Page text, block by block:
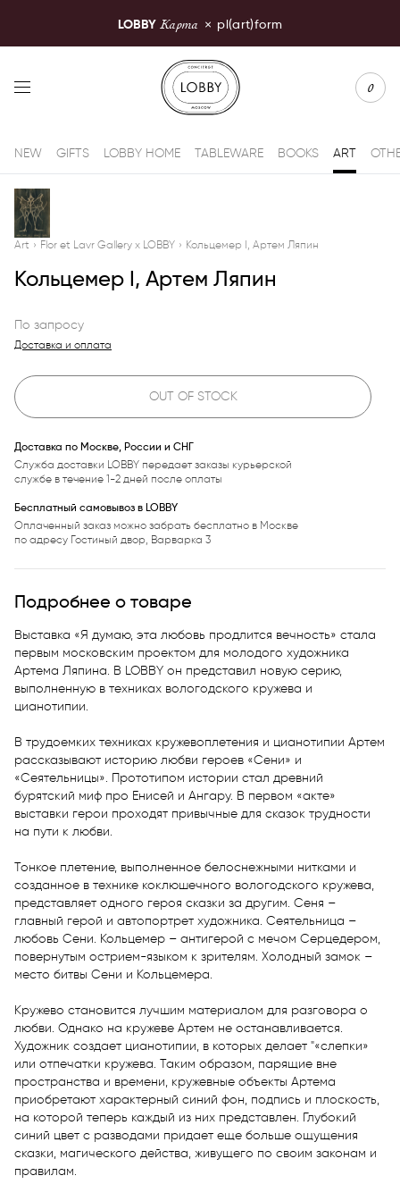
LOBBY Карта × pl(art)form
LOBBY Moscow
0
NEW GIFTS LOBBY HOME TABLEWARE BOOKS ART
Art › Flor et Lavr Gallery x LOBBY › Кольцемер I, Артем Ляпин
Кольцемер I, Артем Ляпин
По запросу
Доставка и оплата
OUT OF STOCK
Доставка по Москве, России и СНГ
Служба доставки LOBBY передает заказы курьерской
службе в течение 1-2 дней после оплаты
Бесплатный самовывоз в LOBBY
Оплаченный заказ можно забрать бесплатно в Москве
по адресу Гостиный двор, Варварка 3
Подробнее о товаре
Выставка «Я думаю, эта любовь продлится вечность» стала
первым московским проектом для молодого художника
Артема Ляпина. В LOBBY он представил новую серию,
выполненную в техниках вологодского кружева и
цианотипии.
В трудоемких техниках кружевоплетения и цианотипии Артем
рассказывают историю любви героев «Сени» и
«Сеятельницы». Прототипом истории стал древний
бурятский миф про Енисей и Ангару. В первом «акте»
выставки герои проходят привычные для сказок трудности
на пути к любви.
Тонкое плетение, выполненное белоснежными нитками и
созданное в технике коклюшечного вологодского кружева,
представляет одного героя сказки за другим. Сеня –
главный герой и автопортрет художника. Сеятельница –
любовь Сени. Кольцемер – антигерой с мечом Серцедером,
повернутым острием-языком к зрителям. Холодный замок –
место битвы Сени и Кольцемера.
Кружево становится лучшим материалом для разговора о
любви. Однако на кружеве Артем не останавливается.
Художник создает цианотипии, в которых делает "«слепки»
или отпечатки кружева. Таким образом, парящие вне
пространства и времени, кружевные объекты Артема
приобретают характерный синий фон, подпись и плоскость,
на которой теперь каждый из них представлен. Глубокий
синий цвет с разводами придает еще больше ощущения
сказки, магического действа, живущего по своим законам и
правилам.